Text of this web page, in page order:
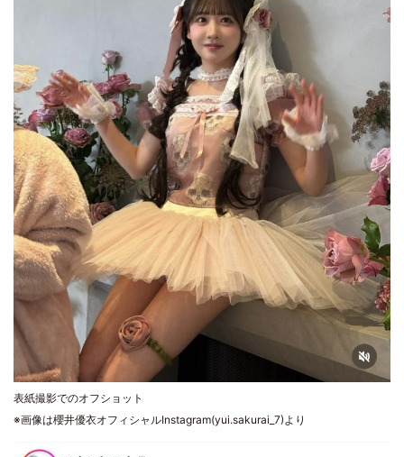
表紙撮影でのオフショット
※画像は櫻井優衣オフィシャルInstagram(yui.sakurai_7)より